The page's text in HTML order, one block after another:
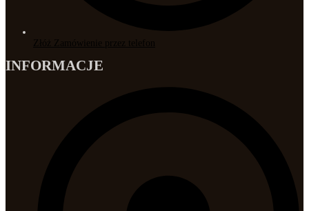
Złóż Zamówienie przez telefon
INFORMACJE